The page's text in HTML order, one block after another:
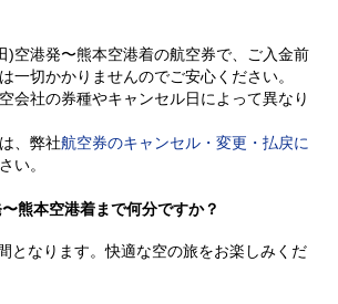
)空港発〜熊本空港着の航空券で、ご入金前
一切かかりませんのでご安心ください。
会社の券種やキャンセル日によって異なり
、弊社航空券のキャンセル・変更・払戻に
い。
熊本空港着まで何分ですか？
となります。快適な空の旅をお楽しみくだ